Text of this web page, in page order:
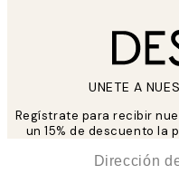
UNETE A
Regístrate para recibir
un 15% de descuento la